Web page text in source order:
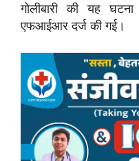
गोलीबारी की यह
एफआईआर दर्ज की गई।